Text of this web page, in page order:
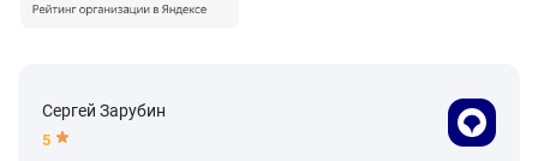
Сергей Зарубин
5